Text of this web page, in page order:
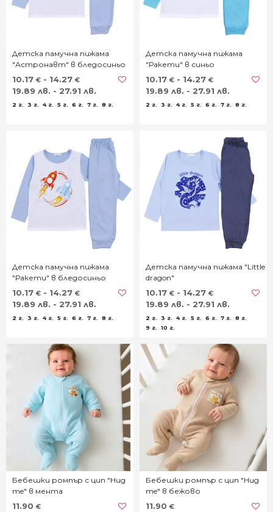
Детска памучна пижама
"Астронавт" в бледосиньо
10.17 € - 14.27 €
19.89 лв. - 27.91 лв.
2 г. 3 г. 4 г. 5 г. 6 г. 7 г. 8 г.
Детска памучна пижама
"Ракети" в синьо
10.17 € - 14.27 €
19.89 лв. - 27.91 лв.
2 г. 3 г. 4 г. 5 г. 6 г. 7 г. 8 г.
Детска памучна пижама
"Ракети" в бледосиньо
10.17 € - 14.27 €
19.89 лв. - 27.91 лв.
2 г. 3 г. 4 г. 5 г. 6 г. 7 г. 8 г.
Детска памучна пижама "Little
dragon"
10.17 € - 14.27 €
19.89 лв. - 27.91 лв.
2 г. 3 г. 4 г. 5 г. 6 г. 7 г.
8 г.
9 г.
10 г.
Бебешки ромпър с цип "Hug
me" в мента
11.90 €
Бебешки ромпър с цип "Hug
me" в бежово
11.90 €